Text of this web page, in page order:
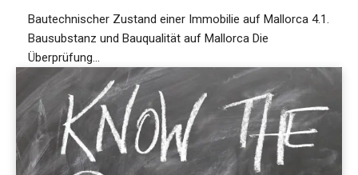
Bautechnischer Zustand einer Immobilie auf Mallorca 4.1.
Bausubstanz und Bauqualität auf Mallorca Die
Überprüfung...